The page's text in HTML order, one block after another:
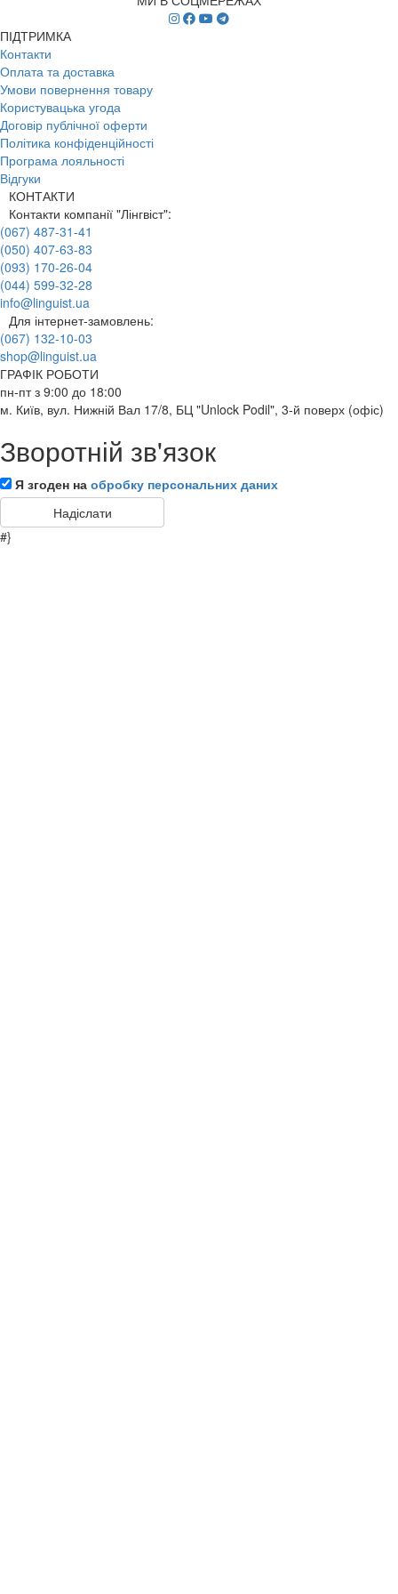
ПІДТРИМКА
Контакти
Оплата та доставка
Умови повернення товару
Користувацька угода
Договір публічної оферти
Політика конфіденційності
Програма лояльності
Відгуки
КОНТАКТИ
Контакти компанії "Лінгвіст":
(067) 487-31-41
(050) 407-63-83
(093) 170-26-04
(044) 599-32-28
info@linguist.ua
Для інтернет-замовлень:
(067) 132-10-03
shop@linguist.ua
ГРАФІК РОБОТИ
пн-пт з 9:00 до 18:00
м. Київ, вул. Нижній Вал 17/8, БЦ "Unlock Podil", 3-й поверх (офіс)
Зворотній зв'язок
Я згоден на обробку персональних даних
#}